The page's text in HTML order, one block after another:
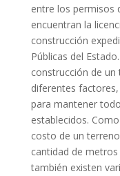
entre los permisos
encuentran la
construcción
Públicas del
construcción de
diferentes
para mantener
establecidos.
costo de un
cantidad de
también existen